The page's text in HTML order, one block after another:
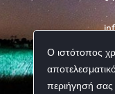
Ο ιστότοπος
περιήγησή